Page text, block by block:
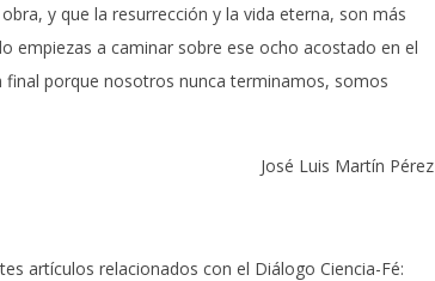
y que la resurrección y la vida eterna, son más
empiezas a caminar sobre ese ocho acostado en el
final porque nosotros nunca terminamos, somos
José Luis Martín Pérez
artículos relacionados con el Diálogo Ciencia-Fé: